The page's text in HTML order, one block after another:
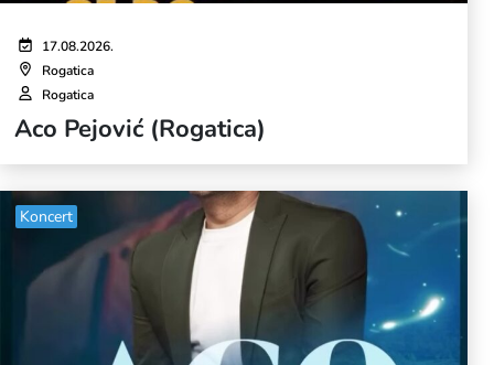
17.08.2026.
Rogatica
Rogatica
Aco Pejović (Rogatica)
Koncert